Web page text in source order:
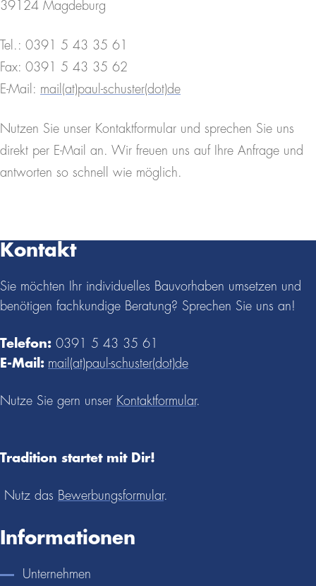
39124 Magdeburg
Tel.: 0391 5 43 35 61
Fax: 0391 5 43 35 62
E-Mail: mail(at)paul-schuster(dot)de
Nutzen Sie unser Kontakt­for­mular und sprechen Sie uns
direkt per E-Mail an. Wir freuen uns auf Ihre Anfrage und
antworten so schnell wie möglich.
Kontakt
Sie möchten Ihr individuelles Bauvorhaben umsetzen und
benötigen fachkundige Beratung? Sprechen Sie uns an!
Telefon: 0391 5 43 35 61
E-Mail: mail(at)paul-schuster(dot)de
Nutze Sie gern unser Kontakt­for­mular.
Tradition startet mit Dir!
Nutz das Bewer­bungs­for­mular.
Infor­ma­tionen
Unter­neh­men